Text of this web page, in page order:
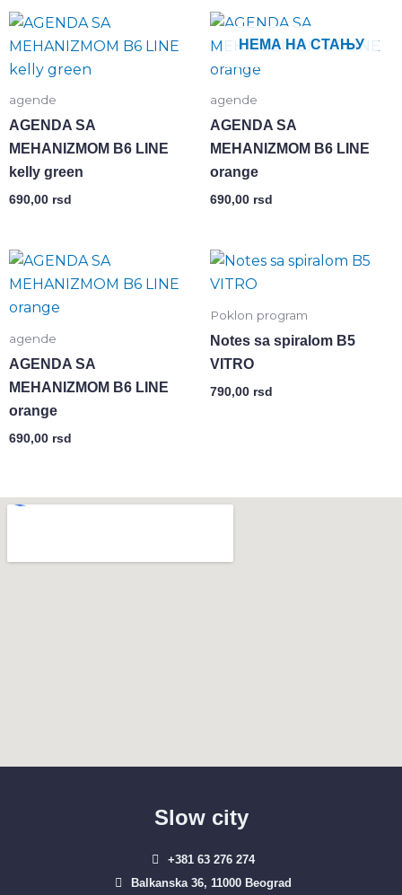
agende
AGENDA SA
MEHANIZMOM B6 LINE
kelly green
690,00 rsd
НЕМА НА СТАЊУ
agende
AGENDA SA
MEHANIZMOM B6 LINE
orange
690,00 rsd
agende
AGENDA SA
MEHANIZMOM B6 LINE
orange
690,00 rsd
Poklon program
Notes sa spiralom B5
VITRO
790,00 rsd
Slow city
+381 63 276 274​
Balkanska 36, 11000 Beograd​